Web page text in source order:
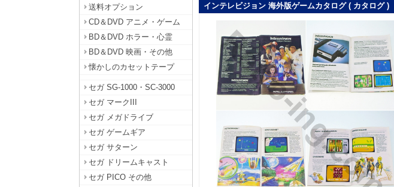
送料オプション
CD＆DVD アニメ・ゲーム
BD＆DVD ホラー・心霊
BD＆DVD 映画・その他
懐かしのカセットテープ
セガ SG-1000・SC-3000
セガ マークIII
セガ メガドライブ
セガ ゲームギア
セガ サターン
セガ ドリームキャスト
セガ PICO その他
インテレビジョン 海外版ゲームカタログ ( カタログ )